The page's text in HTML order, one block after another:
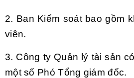
2. Ban Kiểm soát bao gồm
viên.
3. Công ty Quản lý tài sản
một số Phó Tổng giám đốc.